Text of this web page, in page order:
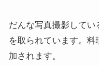
だんな写真撮影して
を取られています。
加されます。